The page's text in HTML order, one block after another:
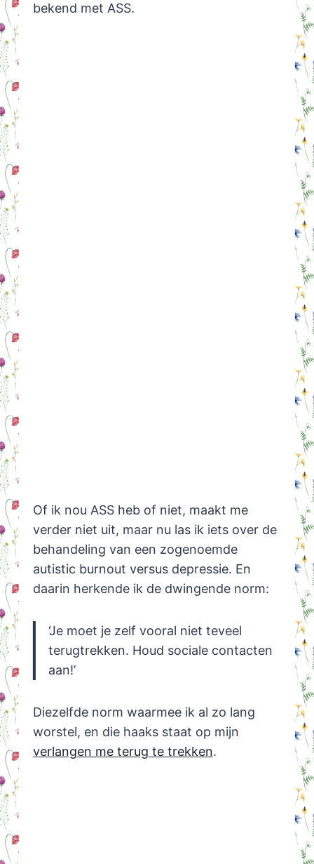
bekend met ASS.
Of ik nou ASS heb of niet, maakt me
verder niet uit, maar nu las ik iets over de
behandeling van een zogenoemde
autistic burnout versus depressie. En
daarin herkende ik de dwingende norm:
‘Je moet je zelf vooral niet teveel
terugtrekken. Houd sociale contacten
aan!’
Diezelfde norm waarmee ik al zo lang
worstel, en die haaks staat op mijn
verlangen me terug te trekken.